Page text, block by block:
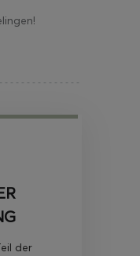
der